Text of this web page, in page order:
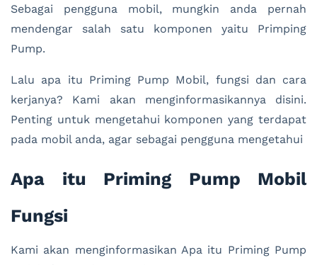
Sebagai pengguna mobil, mungkin anda pernah
mendengar salah satu komponen yaitu Primping
Pump.
Lalu apa itu Priming Pump Mobil, fungsi dan cara
kerjanya? Kami akan menginformasikannya disini.
Penting untuk mengetahui komponen yang terdapat
pada mobil anda, agar sebagai pengguna mengetahui
Apa itu Priming Pump Mobil
Fungsi
Kami akan menginformasikan Apa itu Priming Pump